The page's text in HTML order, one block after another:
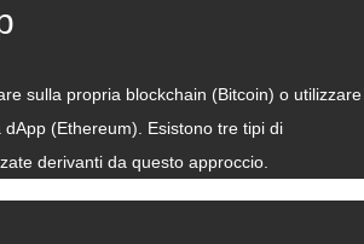
sulla propria blockchain (Bitcoin) o utilizzare
(Ethereum). Esistono tre tipi di
derivanti da questo approccio.